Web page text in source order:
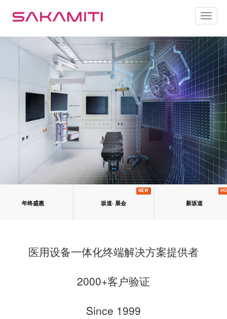
Toggle
年终盛惠 坂道· 展会
NEW
新坂道
医用设备一体化终端解决方案提供者
2000+客户验证
Since 1999